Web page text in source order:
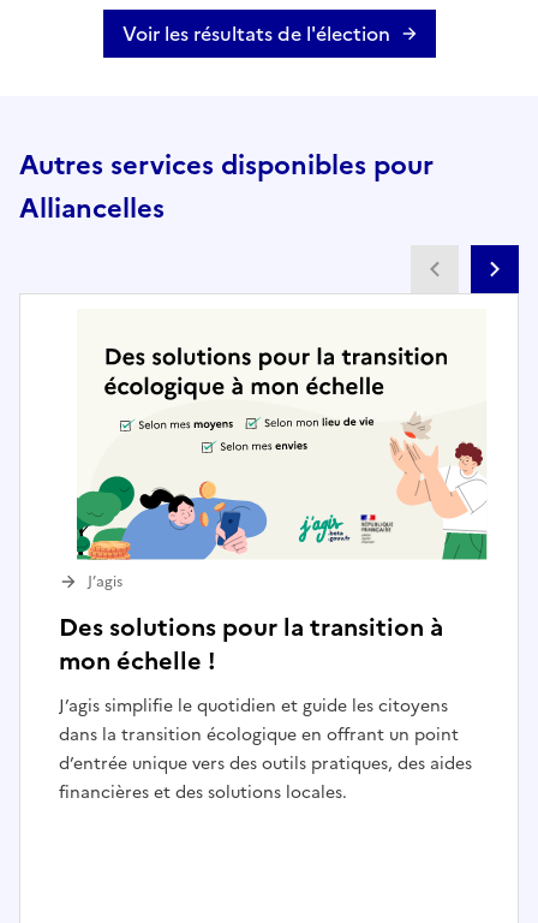
Voir les résultats de l'élection
Autres services disponibles pour
Alliancelles
Des solutions pour la transition à
mon échelle !
J’agis simplifie le quotidien et guide les citoyens
dans la transition écologique en offrant un point
d’entrée unique vers des outils pratiques, des aides
financières et des solutions locales.
J’agis